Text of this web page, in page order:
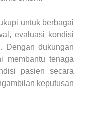
untuk berbagai
evaluasi kondisi
Dengan dukungan
membantu tenaga
pasien secara
keputusan